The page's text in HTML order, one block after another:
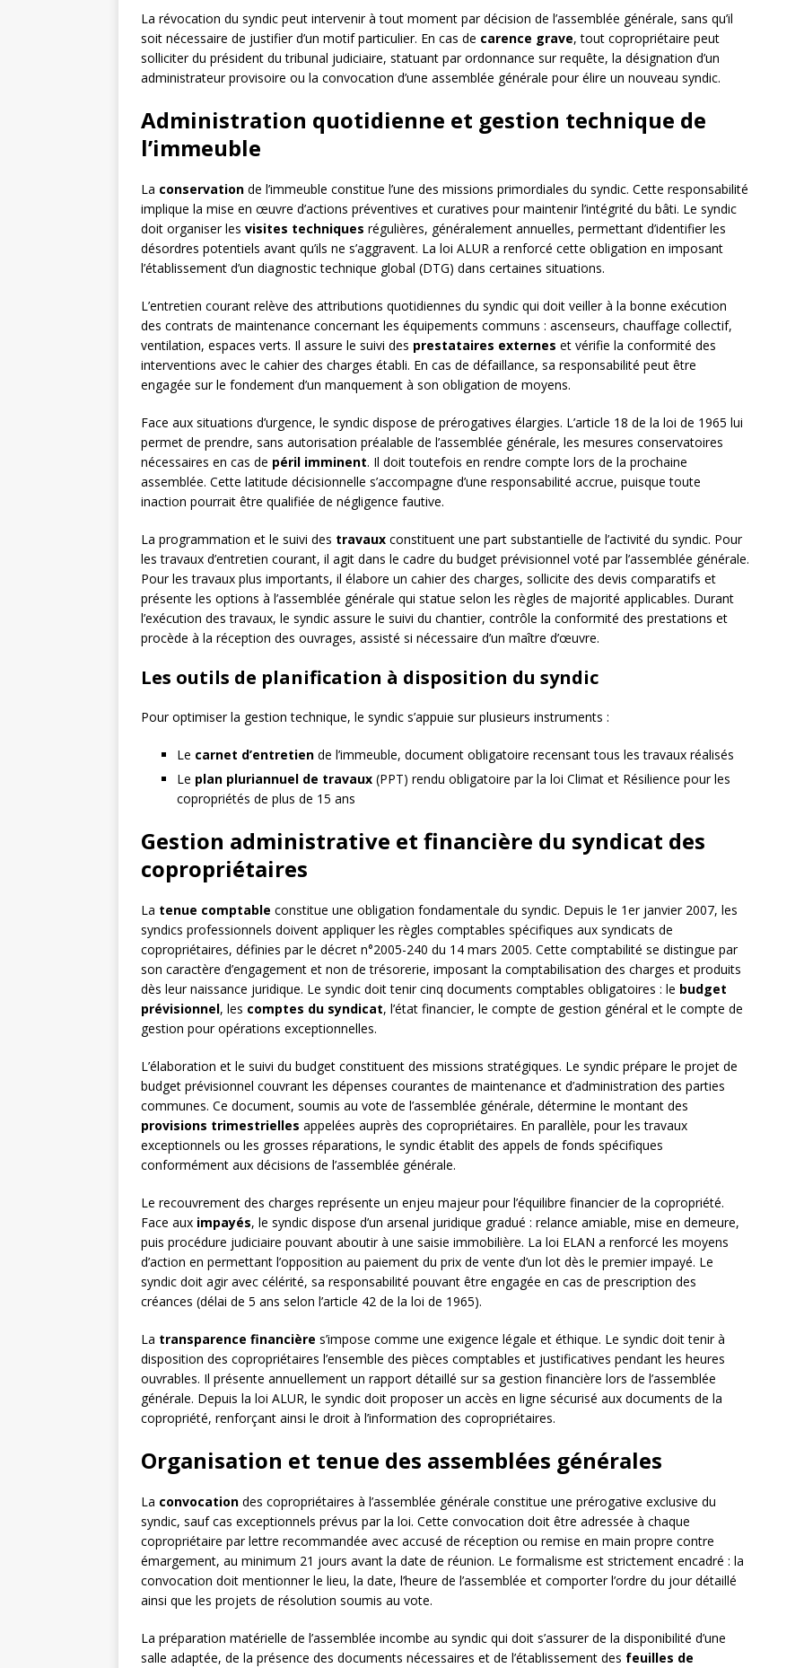
La révocation du syndic peut intervenir à tout moment par décision de l’assemblée générale, sans qu’il
soit nécessaire de justifier d’un motif particulier. En cas de carence grave, tout copropriétaire peut
solliciter du président du tribunal judiciaire, statuant par ordonnance sur requête, la désignation d’un
administrateur provisoire ou la convocation d’une assemblée générale pour élire un nouveau syndic.
Administration quotidienne et gestion technique de
l’immeuble
La conservation de l’immeuble constitue l’une des missions primordiales du syndic. Cette responsabilité
implique la mise en œuvre d’actions préventives et curatives pour maintenir l’intégrité du bâti. Le syndic
doit organiser les visites techniques régulières, généralement annuelles, permettant d’identifier les
désordres potentiels avant qu’ils ne s’aggravent. La loi ALUR a renforcé cette obligation en imposant
l’établissement d’un diagnostic technique global (DTG) dans certaines situations.
L’entretien courant relève des attributions quotidiennes du syndic qui doit veiller à la bonne exécution
des contrats de maintenance concernant les équipements communs : ascenseurs, chauffage collectif,
ventilation, espaces verts. Il assure le suivi des prestataires externes et vérifie la conformité des
interventions avec le cahier des charges établi. En cas de défaillance, sa responsabilité peut être
engagée sur le fondement d’un manquement à son obligation de moyens.
Face aux situations d’urgence, le syndic dispose de prérogatives élargies. L’article 18 de la loi de 1965 lui
permet de prendre, sans autorisation préalable de l’assemblée générale, les mesures conservatoires
nécessaires en cas de péril imminent. Il doit toutefois en rendre compte lors de la prochaine
assemblée. Cette latitude décisionnelle s’accompagne d’une responsabilité accrue, puisque toute
inaction pourrait être qualifiée de négligence fautive.
La programmation et le suivi des travaux constituent une part substantielle de l’activité du syndic. Pour
les travaux d’entretien courant, il agit dans le cadre du budget prévisionnel voté par l’assemblée générale.
Pour les travaux plus importants, il élabore un cahier des charges, sollicite des devis comparatifs et
présente les options à l’assemblée générale qui statue selon les règles de majorité applicables. Durant
l’exécution des travaux, le syndic assure le suivi du chantier, contrôle la conformité des prestations et
procède à la réception des ouvrages, assisté si nécessaire d’un maître d’œuvre.
Les outils de planification à disposition du syndic
Pour optimiser la gestion technique, le syndic s’appuie sur plusieurs instruments :
Le carnet d’entretien de l’immeuble, document obligatoire recensant tous les travaux réalisés
Le plan pluriannuel de travaux (PPT) rendu obligatoire par la loi Climat et Résilience pour les
copropriétés de plus de 15 ans
Gestion administrative et financière du syndicat des
copropriétaires
La tenue comptable constitue une obligation fondamentale du syndic. Depuis le 1er janvier 2007, les
syndics professionnels doivent appliquer les règles comptables spécifiques aux syndicats de
copropriétaires, définies par le décret n°2005-240 du 14 mars 2005. Cette comptabilité se distingue par
son caractère d’engagement et non de trésorerie, imposant la comptabilisation des charges et produits
dès leur naissance juridique. Le syndic doit tenir cinq documents comptables obligatoires : le budget
prévisionnel, les comptes du syndicat, l’état financier, le compte de gestion général et le compte de
gestion pour opérations exceptionnelles.
L’élaboration et le suivi du budget constituent des missions stratégiques. Le syndic prépare le projet de
budget prévisionnel couvrant les dépenses courantes de maintenance et d’administration des parties
communes. Ce document, soumis au vote de l’assemblée générale, détermine le montant des
provisions trimestrielles appelées auprès des copropriétaires. En parallèle, pour les travaux
exceptionnels ou les grosses réparations, le syndic établit des appels de fonds spécifiques
conformément aux décisions de l’assemblée générale.
Le recouvrement des charges représente un enjeu majeur pour l’équilibre financier de la copropriété.
Face aux impayés, le syndic dispose d’un arsenal juridique gradué : relance amiable, mise en demeure,
puis procédure judiciaire pouvant aboutir à une saisie immobilière. La loi ELAN a renforcé les moyens
d’action en permettant l’opposition au paiement du prix de vente d’un lot dès le premier impayé. Le
syndic doit agir avec célérité, sa responsabilité pouvant être engagée en cas de prescription des
créances (délai de 5 ans selon l’article 42 de la loi de 1965).
La transparence financière s’impose comme une exigence légale et éthique. Le syndic doit tenir à
disposition des copropriétaires l’ensemble des pièces comptables et justificatives pendant les heures
ouvrables. Il présente annuellement un rapport détaillé sur sa gestion financière lors de l’assemblée
générale. Depuis la loi ALUR, le syndic doit proposer un accès en ligne sécurisé aux documents de la
copropriété, renforçant ainsi le droit à l’information des copropriétaires.
Organisation et tenue des assemblées générales
La convocation des copropriétaires à l’assemblée générale constitue une prérogative exclusive du
syndic, sauf cas exceptionnels prévus par la loi. Cette convocation doit être adressée à chaque
copropriétaire par lettre recommandée avec accusé de réception ou remise en main propre contre
émargement, au minimum 21 jours avant la date de réunion. Le formalisme est strictement encadré : la
convocation doit mentionner le lieu, la date, l’heure de l’assemblée et comporter l’ordre du jour détaillé
ainsi que les projets de résolution soumis au vote.
La préparation matérielle de l’assemblée incombe au syndic qui doit s’assurer de la disponibilité d’une
salle adaptée, de la présence des documents nécessaires et de l’établissement des feuilles de